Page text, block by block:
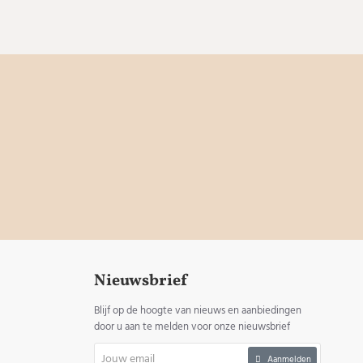
Nieuwsbrief
Blijf op de hoogte van nieuws en aanbiedingen
door u aan te melden voor onze nieuwsbrief
Aanmelden